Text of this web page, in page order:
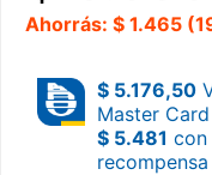
Ahorrás: $ 1.465
$ 5.176,50
Master
$ 5.481 con
recompensa